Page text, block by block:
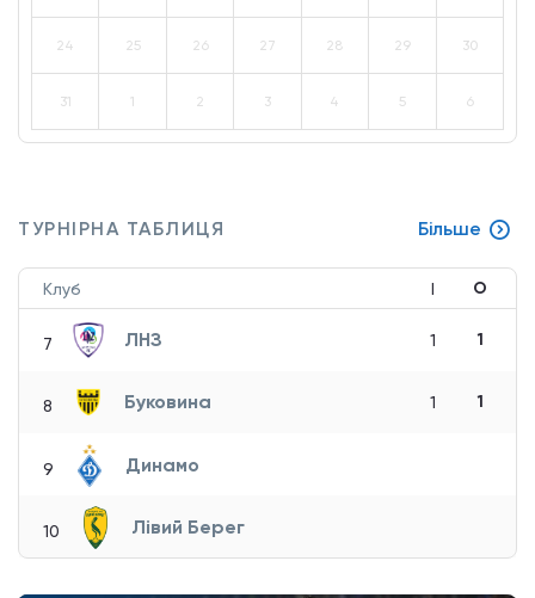
24 25 26 27 28 29 30
31 1 2 3 4 5 6
ТУРНІРНА ТАБЛИЦЯ Більше
Клуб І О
7 ЛНЗ 1 1
8 Буковина 1 1
9 Динамо
10 Лівий Берег